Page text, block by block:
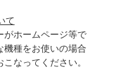
て
ホームページ等で
機種をお使いの場合
なってください。